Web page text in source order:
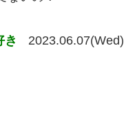
き 2023.06.07(Wed)